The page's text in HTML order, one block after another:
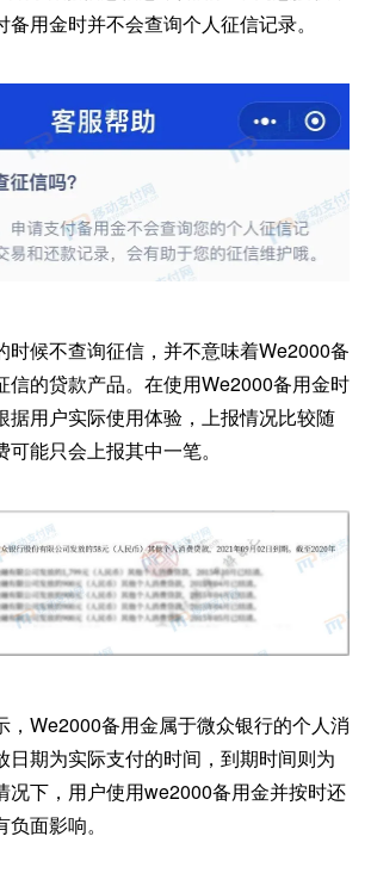
用金时并不会查询个人征信记录。
时候不查询征信，并不意味着We2000备
信的贷款产品。在使用We2000备用金时
据用户实际使用体验，上报情况比较随
能只会上报其中一笔。
，We2000备用金属于微众银行的个人消
日期为实际支付的时间，到期时间则为
况下，用户使用we2000备用金并按时还
面影响。